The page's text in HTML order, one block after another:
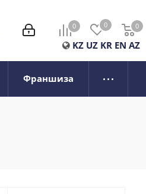
0 0 0
0
KZ UZ KR EN AZ
Франшиза